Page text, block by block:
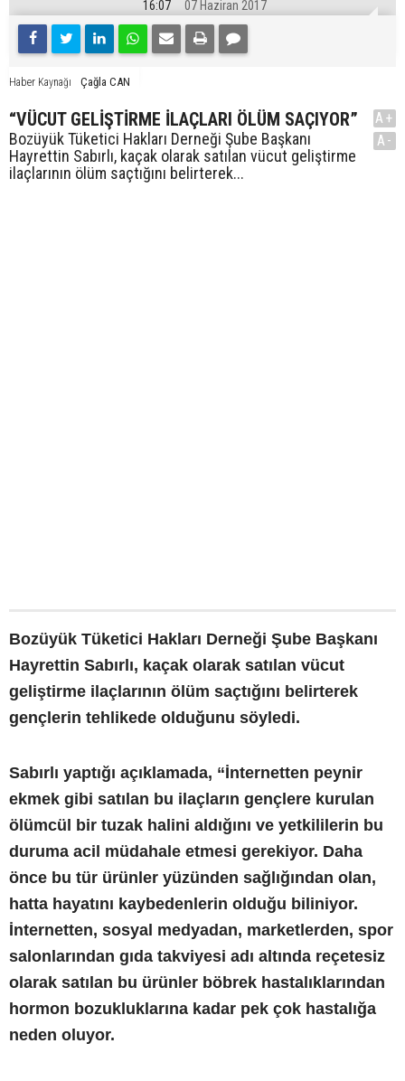
16:07 07 Haziran 2017
Haber Kaynağı Çağla CAN
“VÜCUT GELİŞTİRME İLAÇLARI ÖLÜM SAÇIYOR”
Bozüyük Tüketici Hakları Derneği Şube Başkanı
Hayrettin Sabırlı, kaçak olarak satılan vücut geliştirme
ilaçlarının ölüm saçtığını belirterek...
A+
A-
Bozüyük Tüketici Hakları Derneği Şube Başkanı
Hayrettin Sabırlı, kaçak olarak satılan vücut
geliştirme ilaçlarının ölüm saçtığını belirterek
gençlerin tehlikede olduğunu söyledi.
Sabırlı yaptığı açıklamada, “İnternetten peynir
ekmek gibi satılan bu ilaçların gençlere kurulan
ölümcül bir tuzak halini aldığını ve yetkililerin bu
duruma acil müdahale etmesi gerekiyor. Daha
önce bu tür ürünler yüzünden sağlığından olan,
hatta hayatını kaybedenlerin olduğu biliniyor.
İnternetten, sosyal medyadan, marketlerden, spor
salonlarından gıda takviyesi adı altında reçetesiz
olarak satılan bu ürünler böbrek hastalıklarından
hormon bozukluklarına kadar pek çok hastalığa
neden oluyor.